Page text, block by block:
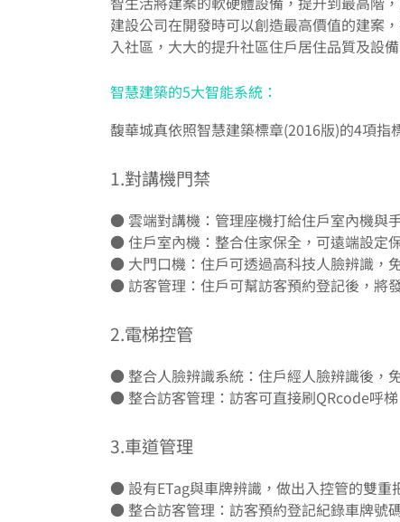
建設公司在開發時可以創造最高價值的建案
入社區，大大的提升社區住戶居住品質及設
智慧建築的5大智能系統：
馥華城真依照智慧建築標章(2016版)的4項指
1.對講機門禁
● 雲端對講機：管理座機打給住戶室內機與
● 住戶室內機：整合住家保全，可遠端設定
● 大門口機：住戶可透過高科技人臉辨識，
● 訪客管理：住戶可幫訪客預約登記後，將
2.電梯控管
● 整合人臉辨識系統：住戶經人臉辨識後，
● 整合訪客管理：訪客可直接刷QRcode呼梯
3.車道管理
● 設有ETag與車牌辨識，做出入控管的雙重
● 整合訪客管理：訪客預約登記紀錄車牌號